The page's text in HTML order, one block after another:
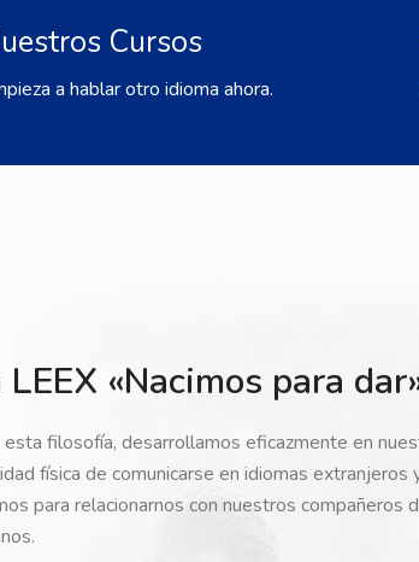
Cursos
a hablar otro idioma ahora.
LEEX «Nacimos para
esta filosofía, desarrollamos eficazmente en
física de comunicarse en idiomas extranjeros
para relacionarnos con nuestros compañeros